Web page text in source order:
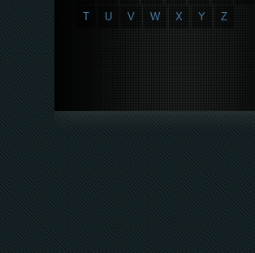
T
U V W X Y Z